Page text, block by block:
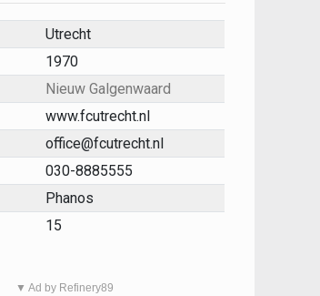
Utrecht
1970
Nieuw Galgenwaard
www.fcutrecht.nl
office@fcutrecht.nl
030-8885555
Phanos
15
▼ Ad by Refinery89